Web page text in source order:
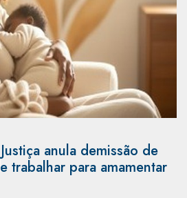
anula demissão de
trabalhar para amamentar